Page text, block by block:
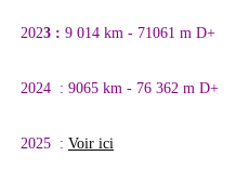
2023 : 9 014 km - 71061 m D+
2024 : 9065 km - 76 362 m D+
2025 : Voir ici